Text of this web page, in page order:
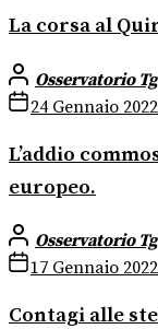
La corsa al
Osservatorio Tg
24 Gennaio 2022
L’addio
europeo.
Osservatorio Tg
17 Gennaio 2022
Contagi alle